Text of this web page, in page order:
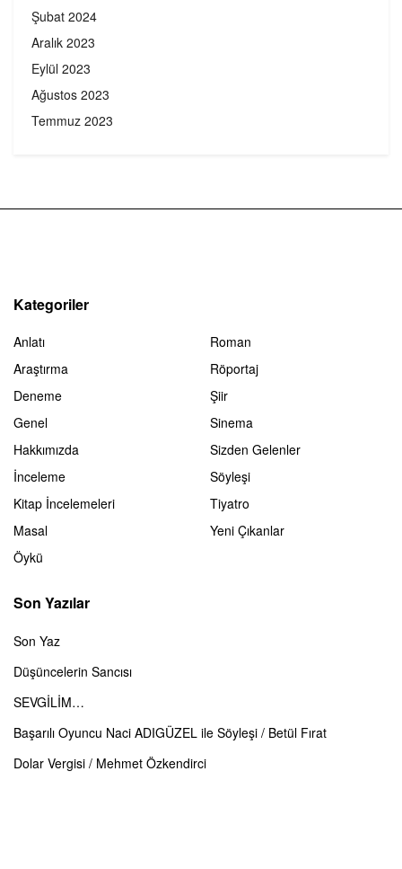
Şubat 2024
Aralık 2023
Eylül 2023
Ağustos 2023
Temmuz 2023
Kategoriler
Anlatı
Araştırma
Deneme
Genel
Hakkımızda
İnceleme
Kitap İncelemeleri
Masal
Öykü
Roman
Röportaj
Şiir
Sinema
Sizden Gelenler
Söyleşi
Tiyatro
Yeni Çıkanlar
Son Yazılar
Son Yaz
Düşüncelerin Sancısı
SEVGİLİM…
Başarılı Oyuncu Naci ADIGÜZEL ile Söyleşi / Betül Fırat
Dolar Vergisi / Mehmet Özkendirci